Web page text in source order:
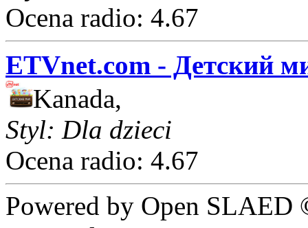
Ocena radio: 4.67
ETVnet.com - Детский
Kanada,
Styl: Dla dzieci
Ocena radio: 4.67
Powered by Open